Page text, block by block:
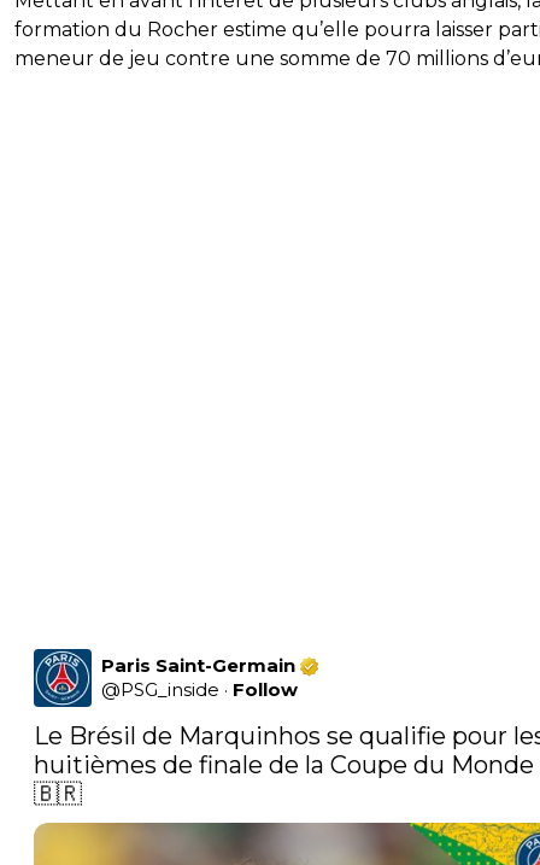
formation du Rocher estime qu’elle pourra laisser
meneur de jeu contre une somme de 70 millions
Paris Saint-Germain
@PSG_inside · Follow
Le Brésil de Marquinhos se qualifie pour
huitièmes de finale de la Coupe du Monde
🇧🇷